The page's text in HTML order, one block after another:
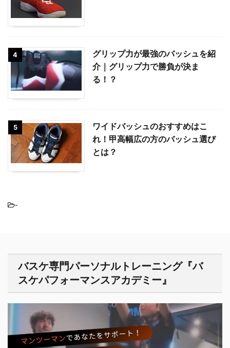
4
グリップ力が最強のバッシュを紹
介｜グリップ力で勝負が決ま
る！？
5
ワイドバッシュのおすすめはこ
れ！甲高幅広の方のバッシュ選び
とは？
-
バスケ専門パーソナルトレーニング『バ
スケパフォーマンスアカデミー』